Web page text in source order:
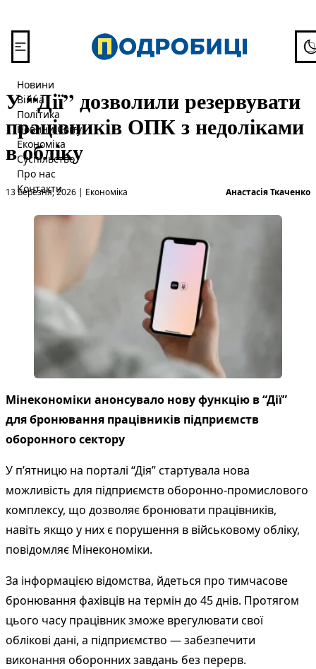
Новини
Війна
Політика
Новини Світу
Економіка
Суспільство
Про нас
Контакти
У “Дії” дозволили резервувати
працівників ОПК з недоліками
в обліку
13 Березня, 2026 |
Опубліковано вЕкономіка Анастасія Ткаченко
Мінекономіки анонсувало нову функцію в “Дії”
для бронювання працівників підприємств
оборонного сектору
У п’ятницю на порталі “Дія” стартувала нова
можливість для підприємств оборонно-промислового
комплексу, що дозволяє бронювати працівників,
навіть якщо у них є порушення в військовому обліку,
повідомляє Мінекономіки.
За інформацією відомства, йдеться про тимчасове
бронювання фахівців на термін до 45 днів. Протягом
цього часу працівник зможе врегулювати свої
облікові дані, а підприємство — забезпечити
виконання оборонних завдань без перерв.